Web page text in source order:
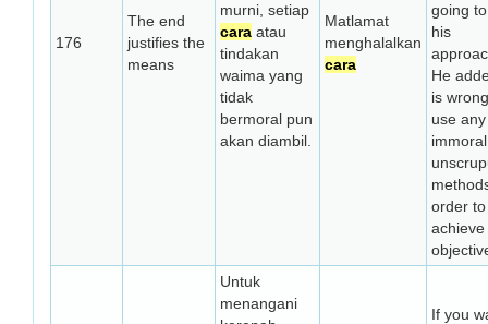
176
The end
justifies the
means
murni, setiap
cara atau
tindakan
waima yang
tidak
bermoral pun
akan diambil.
Matlamat
menghalalkan
cara
going
his
He
is
use any
order to
achieve
Untuk
menangani
If you